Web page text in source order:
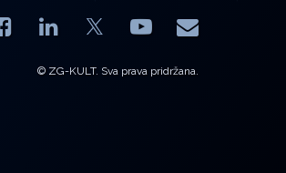
Facebook
LinkedIn YouTube
E-mail
© ZG-KULT. Sva prava pridržana.